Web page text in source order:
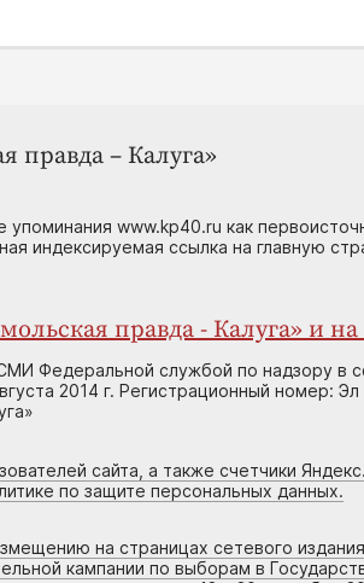
правда – Калуга»
www.kp40.ru как
индексируемая ссылка на главную
правда - Калуга» и на
Федеральной службой по надзору в
2014 г. Регистрационный номер:
сайта, а также счетчики
по защите персональных данных.
на страницах сетевого
кампании по выборам в